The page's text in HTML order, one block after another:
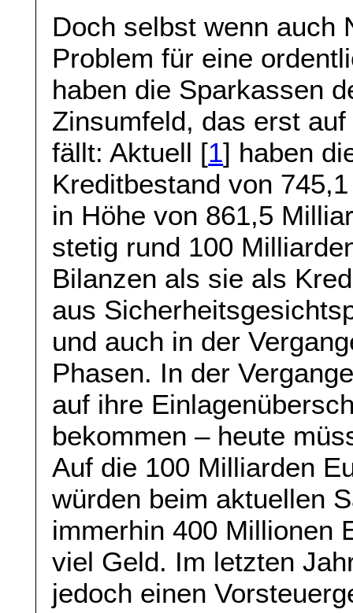
Doch selbst wenn auch
Problem für eine
haben die Sparkassen
Zinsumfeld, das erst
fällt: Aktuell [1] haben
Kreditbestand von
in Höhe von 861,5
stetig rund 100
Bilanzen als sie als
aus
und auch in der
Phasen. In der
auf ihre
bekommen – heute
Auf die 100 Milliarden
würden beim aktuellen
immerhin 400 Millionen
viel Geld. Im letzten
jedoch einen